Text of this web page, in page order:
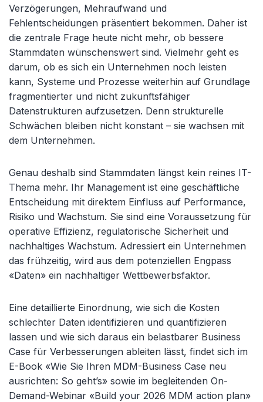
Verzögerungen, Mehraufwand und
Fehlentscheidungen präsentiert bekommen. Daher ist
die zentrale Frage heute nicht mehr, ob bessere
Stammdaten wünschenswert sind. Vielmehr geht es
darum, ob es sich ein Unternehmen noch leisten
kann, Systeme und Prozesse weiterhin auf Grundlage
fragmentierter und nicht zukunftsfähiger
Datenstrukturen aufzusetzen. Denn strukturelle
Schwächen bleiben nicht konstant – sie wachsen mit
dem Unternehmen.
Genau deshalb sind Stammdaten längst kein reines IT-
Thema mehr. Ihr Management ist eine geschäftliche
Entscheidung mit direktem Einfluss auf Performance,
Risiko und Wachstum. Sie sind eine Voraussetzung für
operative Effizienz, regulatorische Sicherheit und
nachhaltiges Wachstum. Adressiert ein Unternehmen
das frühzeitig, wird aus dem potenziellen Engpass
«Daten» ein nachhaltiger Wettbewerbsfaktor.
Eine detaillierte Einordnung, wie sich die Kosten
schlechter Daten identifizieren und quantifizieren
lassen und wie sich daraus ein belastbarer Business
Case für Verbesserungen ableiten lässt, findet sich im
E-Book «Wie Sie Ihren MDM-Business Case neu
ausrichten: So geht’s» sowie im begleitenden On-
Demand-Webinar «Build your 2026 MDM action plan»